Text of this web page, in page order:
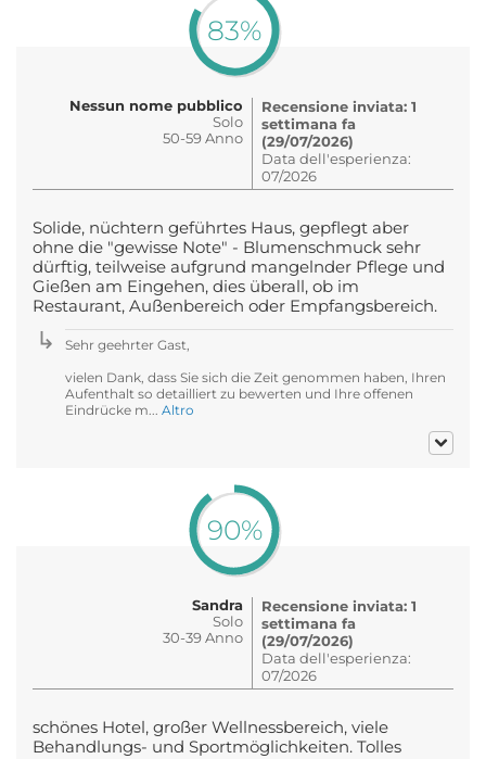
83%
Nessun nome pubblico
Solo
50-59 Anno
Recensione inviata: 1
settimana fa
(29/07/2026)
Data dell'esperienza:
07/2026
Solide, nüchtern geführtes Haus, gepflegt aber
ohne die "gewisse Note" - Blumenschmuck sehr
dürftig, teilweise aufgrund mangelnder Pflege und
Gießen am Eingehen, dies überall, ob im
Restaurant, Außenbereich oder Empfangsbereich.
Sehr geehrter Gast,
vielen Dank, dass Sie sich die Zeit genommen haben, Ihren
Aufenthalt so detailliert zu bewerten und Ihre offenen
Eindrücke m... Altro
90%
Sandra
Solo
30-39 Anno
Recensione inviata: 1
settimana fa
(29/07/2026)
Data dell'esperienza:
07/2026
schönes Hotel, großer Wellnessbereich, viele
Behandlungs- und Sportmöglichkeiten. Tolles